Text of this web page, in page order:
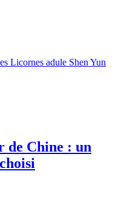
Licornes adule Shen Yun
de Chine : un